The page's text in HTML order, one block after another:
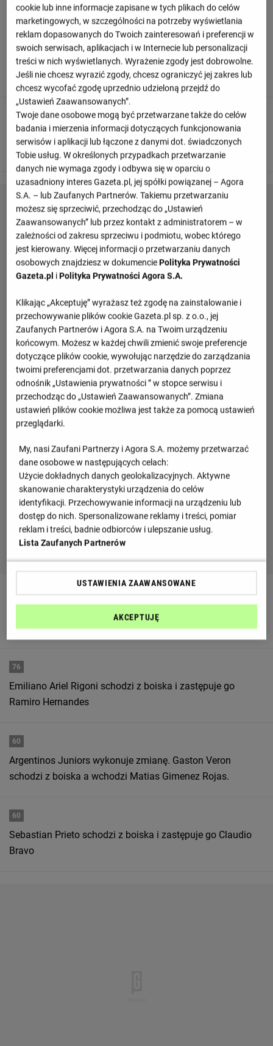
Odśwież
90+ 7'
To już wszystko! Sędzia odgwizduje koniec meczu.
87
Adrian Sanchez schodzi z boiska i zastępuje go Lautaro
Gutierrez
76
Argentinos Juniors wykonuje zmianę. Hernan Lopez
schodzi z boiska a wchodzi Diego Porcel.
76
Emiliano Ariel Rigoni schodzi z boiska i zastępuje go
Ramiro Hernandes
60
Argentinos Juniors wykonuje zmianę. Gaston Veron
schodzi z boiska a wchodzi Matias Gimenez Rojas.
60
Sebastian Prieto schodzi z boiska i zastępuje go Claudio
Bravo
cookie lub inne informacje zapisane w tych plikach do celów
marketingowych, w szczególności na potrzeby wyświetlania
reklam dopasowanych do Twoich zainteresowań i preferencji w
swoich serwisach, aplikacjach i w Internecie lub personalizacji
treści w nich wyświetlanych. Wyrażenie zgody jest dobrowolne.
Jeśli nie chcesz wyrazić zgody, chcesz ograniczyć jej zakres lub
chcesz wycofać zgodę uprzednio udzieloną przejdź do
„Ustawień Zaawansowanych”.
Twoje dane osobowe mogą być przetwarzane także do celów
badania i mierzenia informacji dotyczących funkcjonowania
serwisów i aplikacji lub łączone z danymi dot. świadczonych
Tobie usług. W określonych przypadkach przetwarzanie
danych nie wymaga zgody i odbywa się w oparciu o
uzasadniony interes Gazeta.pl, jej spółki powiązanej – Agora
S.A. – lub Zaufanych Partnerów. Takiemu przetwarzaniu
możesz się sprzeciwić, przechodząc do „Ustawień
Zaawansowanych” lub przez kontakt z administratorem – w
zależności od zakresu sprzeciwu i podmiotu, wobec którego
jest kierowany. Więcej informacji o przetwarzaniu danych
osobowych znajdziesz w dokumenciePolityka Prywatności
Gazeta.pl iPolityka Prywatności Agora S.A.
Klikając „Akceptuję” wyrażasz też zgodę na zainstalowanie i
przechowywanie plików cookie Gazeta.pl sp. z o.o., jej
Zaufanych Partnerów i Agora S.A. na Twoim urządzeniu
końcowym. Możesz w każdej chwili zmienić swoje preferencje
dotyczące plików cookie, wywołując narzędzie do zarządzania
twoimi preferencjami dot. przetwarzania danych poprzez
odnośnik „Ustawienia prywatności ” w stopce serwisu i
przechodząc do „Ustawień Zaawansowanych”. Zmiana
ustawień plików cookie możliwa jest także za pomocą ustawień
przeglądarki.
My, nasi Zaufani Partnerzy i Agora S.A. możemy przetwarzać
dane osobowe w następujących celach:
Użycie dokładnych danych geolokalizacyjnych. Aktywne
skanowanie charakterystyki urządzenia do celów
identyfikacji. Przechowywanie informacji na urządzeniu lub
dostęp do nich. Spersonalizowane reklamy i treści, pomiar
reklam i treści, badnie odbiorców i ulepszanie usług.
Lista Zaufanych Partnerów
USTAWIENIA ZAAWANSOWANE
AKCEPTUJĘ